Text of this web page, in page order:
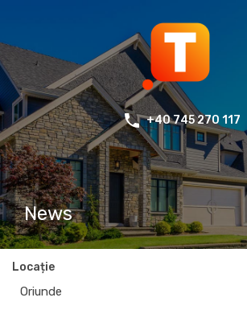
+40 745 270 117
News
Locație
Oriunde